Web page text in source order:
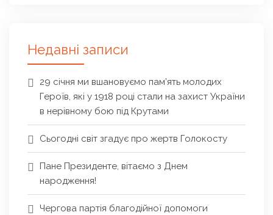
Недавні записи
29 січня ми вшановуємо пам’ять молодих
Героїв, які у 1918 році стали на захист України
в нерівному бою під Крутами
Сьогодні світ згадує про жертв Голокосту
Пане Президенте, вітаємо з Днем
народження!
Чергова партія благодійної допомоги